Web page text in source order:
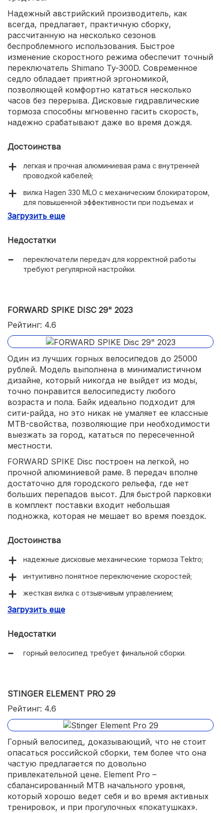
Надежный австрийский производитель, как
всегда, предлагает, практичную сборку,
рассчитанную на несколько сезонов
беспроблемного использования. Быстрое
изменение скоростного режима обеспечит точный
переключатель Shimano Ty-300D. Современное
седло обладает приятной эргономикой,
позволяющей комфортно кататься несколько
часов без перерыва. Дисковые гидравлические
тормоза способны мгновенно гасить скорость,
надежно срабатывают даже во время дождя.
Достоинства
легкая и прочная алюминиевая рама с внутренней
проводкой кабелей;
вилка Hagen 330 MLO с механическим блокиратором,
для повышенной эффективности при подъемах и
спринтах;
выбора передачи в зависимости от условий
повышенная нагрузка – до 130 кг;
Загрузить еще
Недостатки
переключатели передач для корректной работы
требуют регулярной настройки.
FORWARD SPIKE DISC 29" 2023
Рейтинг: 4.6
Один из лучших горных велосипедов до 25000
рублей. Модель выполнена в минималистичном
дизайне, который никогда не выйдет из моды,
точно понравится велосипедисту любого
возраста и пола. Байк идеально подходит для
сити-райда, но это никак не умаляет ее классные
MTB-свойства, позволяющие при необходимости
выезжать за город, кататься по пересеченной
местности.
FORWARD SPIKE Disc построен на легкой, но
прочной алюминиевой раме. 8 передач вполне
достаточно для городского рельефа, где нет
больших перепадов высот. Для быстрой парковки
в комплект поставки входит небольшая
подножка, которая не мешает во время поездок.
Достоинства
надежные дисковые механические тормоза Tektro;
интуитивно понятное переключение скоростей;
жесткая вилка с отзывчивым управлением;
отличный баланс цены и качества;
представлена полная цветовая гамма и ростовка.
Загрузить еще
Недостатки
горный велосипед требует финальной сборки.
STINGER ELEMENT PRO 29
Рейтинг: 4.6
Горный велосипед, доказывающий, что не стоит
опасаться российской сборки, тем более что она
частую предлагается по довольно
привлекательной цене. Element Pro –
сбалансированный MTB начального уровня,
который хорошо ведет себя и во время активных
тренировок, и при прогулочных «покатушках».